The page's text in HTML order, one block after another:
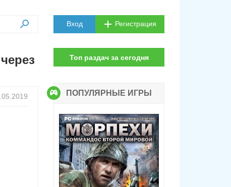
Вход Регистрация
Топ раздач за сегодня
ПОПУЛЯРНЫЕ ИГРЫ